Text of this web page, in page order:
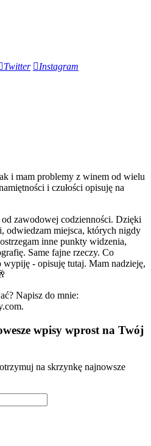
Twitter Instagram
i mam problemy z winem od wielu
i czułości opisuję na
zawodowej codzienności. Dzięki
odwiedzam miejsca, których nigdy
inne punkty widzenia,
Same fajne rzeczy. Co
wypiję - opisuję tutaj. Mam nadzieję,
Napisz do mnie:
wpisy wprost na Twój
na skrzynkę najnowsze